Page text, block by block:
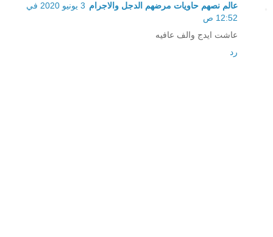
عالم نصهم حاويات مرضهم الدجل والاجرام
3 يونيو 2020 في
12:52 ص
عاشت ايدج والف عافيه
رد